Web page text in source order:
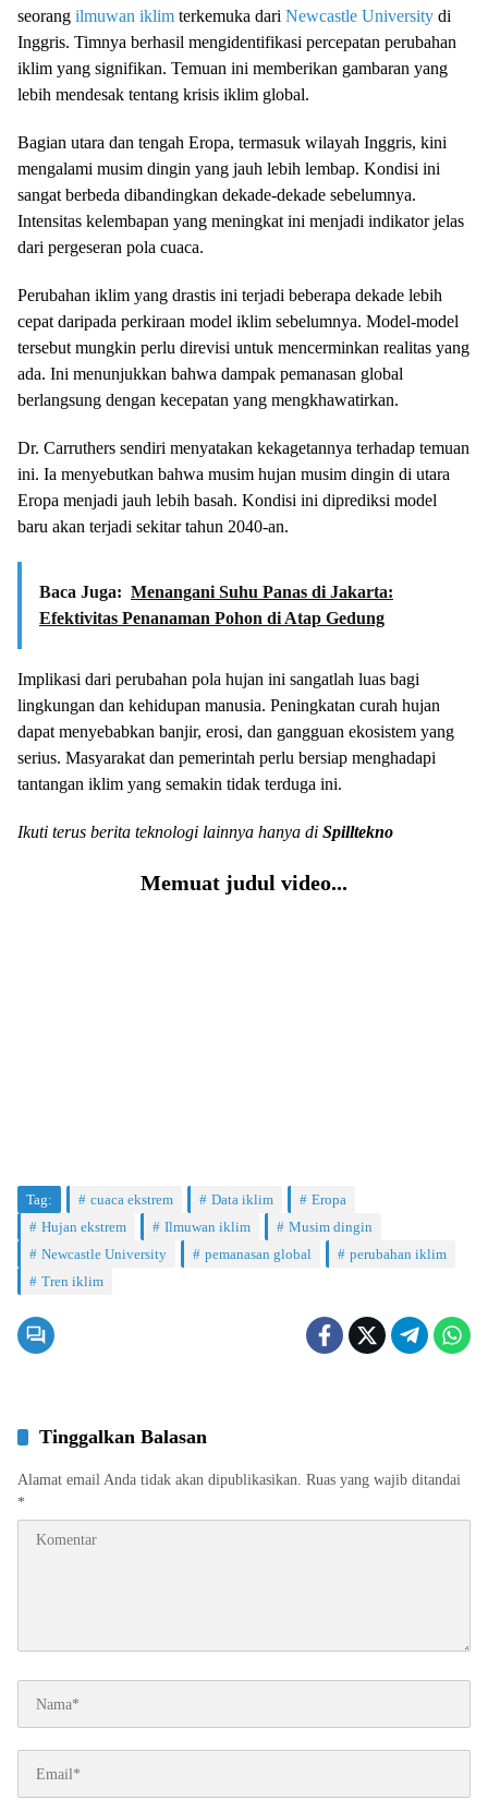
seorang ilmuwan iklim terkemuka dari Newcastle University di
Inggris. Timnya berhasil mengidentifikasi percepatan perubahan
iklim yang signifikan. Temuan ini memberikan gambaran yang
lebih mendesak tentang krisis iklim global.
Bagian utara dan tengah Eropa, termasuk wilayah Inggris, kini
mengalami musim dingin yang jauh lebih lembap. Kondisi ini
sangat berbeda dibandingkan dekade-dekade sebelumnya.
Intensitas kelembapan yang meningkat ini menjadi indikator jelas
dari pergeseran pola cuaca.
Perubahan iklim yang drastis ini terjadi beberapa dekade lebih
cepat daripada perkiraan model iklim sebelumnya. Model-model
tersebut mungkin perlu direvisi untuk mencerminkan realitas yang
ada. Ini menunjukkan bahwa dampak pemanasan global
berlangsung dengan kecepatan yang mengkhawatirkan.
Dr. Carruthers sendiri menyatakan kekagetannya terhadap temuan
ini. Ia menyebutkan bahwa musim hujan musim dingin di utara
Eropa menjadi jauh lebih basah. Kondisi ini diprediksi model
baru akan terjadi sekitar tahun 2040-an.
Baca Juga: Menangani Suhu Panas di Jakarta:
Efektivitas Penanaman Pohon di Atap Gedung
Implikasi dari perubahan pola hujan ini sangatlah luas bagi
lingkungan dan kehidupan manusia. Peningkatan curah hujan
dapat menyebabkan banjir, erosi, dan gangguan ekosistem yang
serius. Masyarakat dan pemerintah perlu bersiap menghadapi
tantangan iklim yang semakin tidak terduga ini.
Ikuti terus berita teknologi lainnya hanya di Spilltekno
Memuat judul video...
Tag: cuaca ekstrem Data iklim
Eropa
Hujan ekstrem
Ilmuwan iklim
Musim dingin
Newcastle University
pemanasan global
perubahan iklim
Tren iklim
Tinggalkan Balasan
Alamat email Anda tidak akan dipublikasikan. Ruas yang wajib ditandai
*